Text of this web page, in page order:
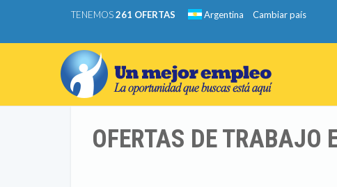
TENEMOS261 OFERTAS Argentina Cambiar país
OFERTAS DE TRABAJO